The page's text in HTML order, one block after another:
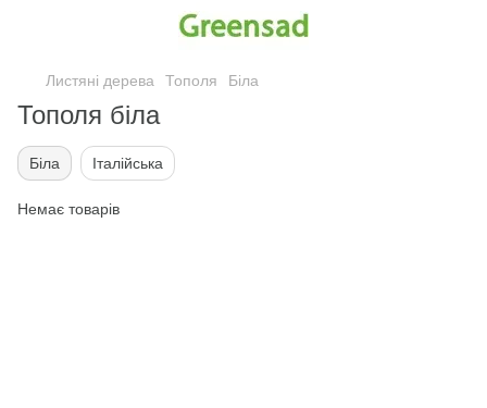
Листяні дерева Тополя Біла
Тополя біла
Біла Італійська
Немає товарів